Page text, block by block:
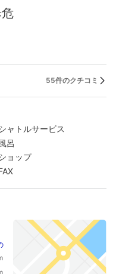
55件のクチコミ
ャトルサービス
風呂
ョップ